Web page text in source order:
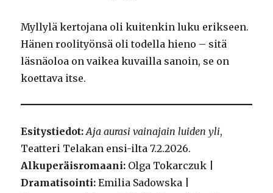
Myllylä kertojana oli kuitenkin luku erikseen.
Hänen roolityönsä oli todella hieno – sitä
läsnäoloa on vaikea kuvailla sanoin, se on
koettava itse.
Esitystiedot: Aja aurasi vainajain luiden yli,
Teatteri Telakan ensi-ilta 7.2.2026.
Alkuperäisromaani: Olga Tokarczuk |
Dramatisointi: Emilia Sadowska |